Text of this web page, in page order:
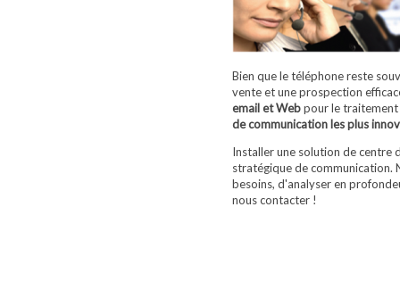
Bien que le téléphone reste
vente et une prospection
email et Webpour le traitement
de communication les plus
Installer une solution de centre
stratégique de
besoins, d'analyser en
nous contacter !